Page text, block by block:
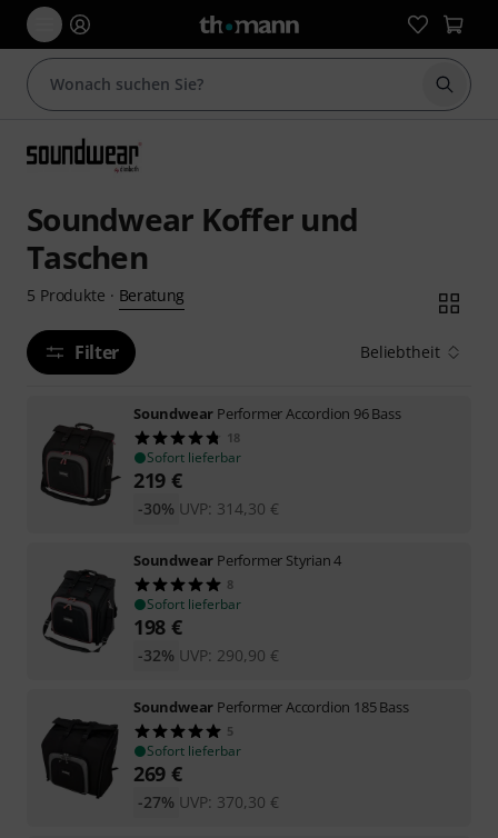
Suche
Soundwear Koffer und
Taschen
5 Produkte · Beratung
Filter Beliebtheit
Soundwear Performer Accordion 96 Bass
18
Sofort lieferbar
219 €
UVP: 314,30 €
-30%
Soundwear Performer Styrian 4
8
Sofort lieferbar
198 €
UVP: 290,90 €
-32%
Soundwear Performer Accordion 185 Bass
5
Sofort lieferbar
269 €
UVP: 370,30 €
-27%